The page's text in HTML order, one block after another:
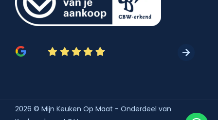
2026 © Mijn Keuken Op Maat - Onderdeel van